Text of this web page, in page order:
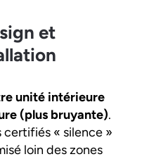
et
unité intérieure
(plus bruyante).
certifiés « silence »
loin des zones